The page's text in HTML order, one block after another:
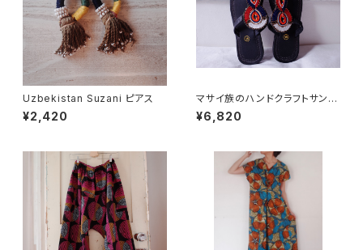
Uzbekistan Suzani ピアス
¥2,420
マサイ族のハンドクラフトサンダ
ル(本革) EU36/23cm
¥6,820